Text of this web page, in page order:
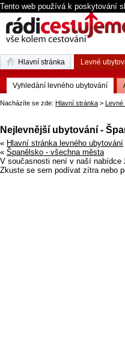
Tento web používá k poskytování
Nacházíte se zde: Hlavní stránka > Levné
Nejlevnější ubytování -
« Hlavní stránka levného ubytování
« Španělsko - všechna města
V současnosti není v naší nabídce
Zkuste se sem podívat zítra nebo
Hlavní stránka Levné
Vyhledání levného ubytování